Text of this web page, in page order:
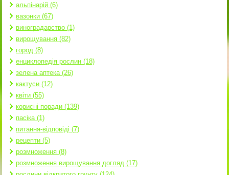
альпінарій (6)
вазонки (67)
виноградарство (1)
вирощування (82)
город (8)
енциклопедія рослин (18)
зелена аптека (26)
кактуси (12)
квіти (55)
корисні поради (139)
пасіка (1)
питання-відповіді (7)
рецепти (5)
розмноження (8)
розмноження вирощування догляд (17)